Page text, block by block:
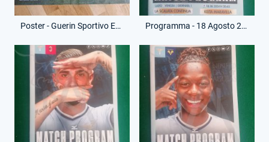
Poster - Guerin Sportivo Extra - Gennaio 2025 - Formazione 1905 Programma - 18 Agosto 2024 - Campionato Serie A - Lazio-Venezia